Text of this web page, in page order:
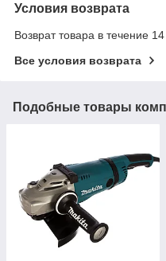
Условия возврата
Возврат товара в течение
Все условия возврата
Подобные товары